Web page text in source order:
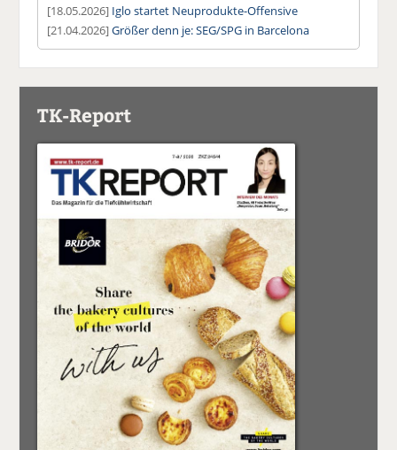
[18.05.2026] Iglo startet Neuprodukte-Offensive
[21.04.2026]Größer denn je: SEG/SPG in Barcelona
TK-Report